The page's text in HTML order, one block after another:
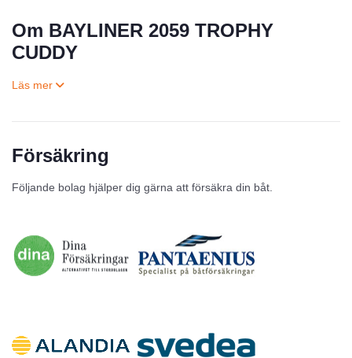
Om BAYLINER 2059 TROPHY
CUDDY
Försäkring
Följande bolag hjälper dig gärna att försäkra din båt.